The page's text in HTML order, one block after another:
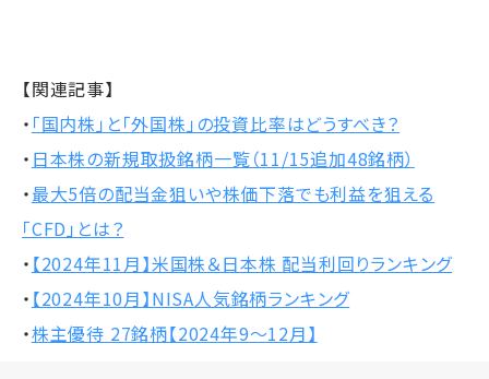
【関連記事】
・ 「国内株」と「外国株」の投資比率はどうすべき？
・ 日本株の新規取扱銘柄一覧（11/15追加48銘柄）
・最大5倍の配当金狙いや株価下落でも利益を狙える
「CFD」とは？
・ 【2024年11月】米国株＆日本株 配当利回りランキング
・ 【2024年10月】NISA人気銘柄ランキング
・株主優待 27銘柄【2024年9～12月】